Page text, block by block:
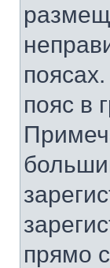
пояс в
прямо